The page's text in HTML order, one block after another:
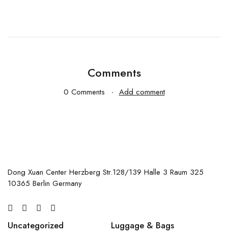
Comments
0 Comments Add comment
Dong Xuan Center Herzberg Str.128/139 Halle 3 Raum 325
10365 Berlin Germany
Uncategorized
Luggage & Bags